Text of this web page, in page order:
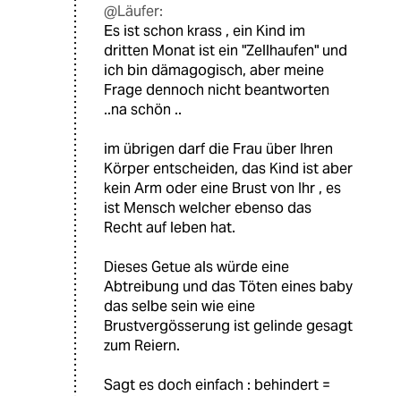
@Läufer:
Es ist schon krass , ein Kind im
dritten Monat ist ein "Zellhaufen" und
ich bin dämagogisch, aber meine
Frage dennoch nicht beantworten
..na schön ..
im übrigen darf die Frau über Ihren
Körper entscheiden, das Kind ist aber
kein Arm oder eine Brust von Ihr , es
ist Mensch welcher ebenso das
Recht auf leben hat.
Dieses Getue als würde eine
Abtreibung und das Töten eines baby
das selbe sein wie eine
Brustvergösserung ist gelinde gesagt
zum Reiern.
Sagt es doch einfach : behindert =